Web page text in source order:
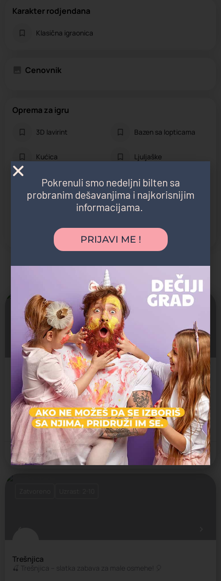
Karakter rodjendana
Klasična igraonica
Cenovnik
Oprema za igru
3D lavirint Bazen sa lopticama
Kućica Ljuljaške
Penjalice Prepreke
Stena za penjanje Tobogani
Trambolina Tunel
Možda vas zanima i sledeće:
Leut
Leut – gde detinjstvo plovi srećno! 🌊🐬
Klasična igraonica
Zatvoreno
Dečija igraonica
Vračar
Trešnjica
🍒 Trešnjica – slatka zabava za male osmehe! 🎈
Pokrenuli smo nedeljni bilten sa
probranim dešavanjima i najkorisnijim
informacijama.
PRIJAVI ME !